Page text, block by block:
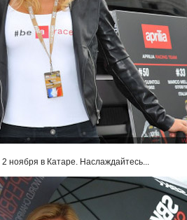
ноября в Катаре. Наслаждайтесь...